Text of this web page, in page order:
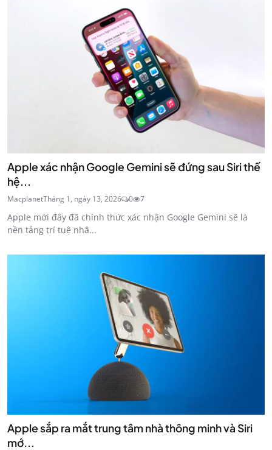
Apple xác nhận Google Gemini sẽ đứng sau Siri thế
hệ...
MacplanetTháng 1, ngày 13, 2026 0 7
Apple mới đây đã chính thức xác nhận Google Gemini sẽ là
nền tảng trí tuệ nhâ...
Apple sắp ra mắt trung tâm nhà thông minh và Siri
mớ...